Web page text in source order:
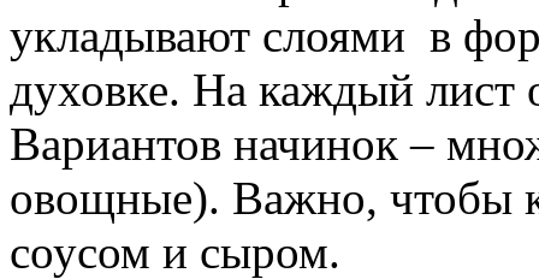
укладывают слоями в
духовке. На каждый лист
Вариантов начинок –
овощные). Важно, чтобы
соусом и сыром.